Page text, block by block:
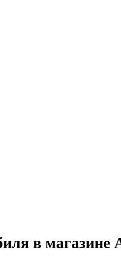
в магазине